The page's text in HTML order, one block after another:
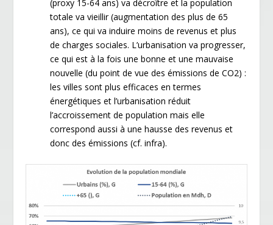
(proxy 15-64 ans) va décroître et la population
totale va vieillir (augmentation des plus de 65
ans), ce qui va induire moins de revenus et plus
de charges sociales. L’urbanisation va progresser,
ce qui est à la fois une bonne et une mauvaise
nouvelle (du point de vue des émissions de CO2) :
les villes sont plus efficaces en termes
énergétiques et l’urbanisation réduit
l’accroissement de population mais elle
correspond aussi à une hausse des revenus et
donc des émissions (cf. infra).